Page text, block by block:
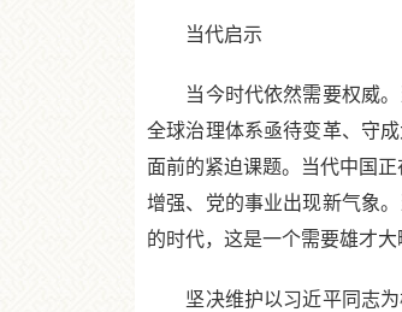
当代启示
当今时代依然需要权威。
全球治理体系亟待变革、守
面前的紧迫课题。当代中国
增强、党的事业出现新气象
的时代，这是一个需要雄才
坚决维护以习近平同志为